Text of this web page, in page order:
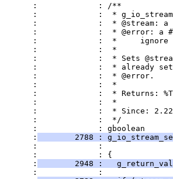
:             : /**
:             :  *
:             :  * @stream: a
:             :  * @error: a
:             :  *     ignore
:             :  *
:             :  * Sets
:             :  * already
:             :  * @error.
:             :  *
:             :  * Returns:
:             :  *
:             :  * Since: 2.22
:             :  */
:             : gboolean
:
2788 :
:             :
:             : {
:
2948 :
:             :